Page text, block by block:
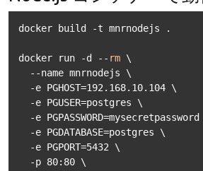
docker build -t mnrnodejs .
docker run -d -- rm \